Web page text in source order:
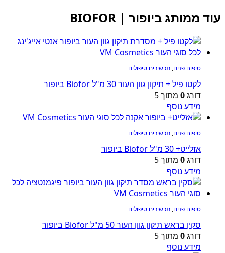
עוד ממותג ביופור | BIOFOR
טיפוח פנים, תכשירים טיפולים
לקטו פיל + תיקון גוון העור 30 מ"ל Biofor ביופור
דורג0 מתוך 5
מידע נוסף
טיפוח פנים, תכשירים טיפולים
אזלייט+ 30 מ"ל Biofor ביופור
דורג0 מתוך 5
מידע נוסף
טיפוח פנים, תכשירים טיפולים
סקין בראש תיקון גוון העור 50 מ"ל Biofor ביופור
דורג0 מתוך 5
מידע נוסף